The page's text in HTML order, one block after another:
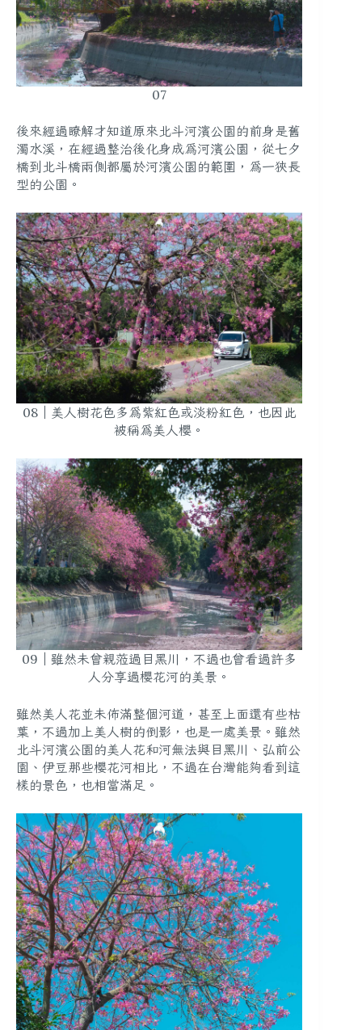
07
後來經過瞭解才知道原來北斗河濱公園的前身是舊
濁水溪，在經過整治後化身成為河濱公園，從七夕
橋到北斗橋兩側都屬於河濱公園的範圍，為一狹長
型的公園。
08｜美人樹花色多為紫紅色或淡粉紅色，也因此
被稱為美人櫻。
09｜雖然未曾親蒞過目黑川，不過也曾看過許多
人分享過櫻花河的美景。
雖然美人花並未佈滿整個河道，甚至上面還有些枯
葉，不過加上美人樹的倒影，也是一處美景。雖然
北斗河濱公園的美人花和河無法與目黑川、弘前公
園、伊豆那些櫻花河相比，不過在台灣能夠看到這
樣的景色，也相當滿足。